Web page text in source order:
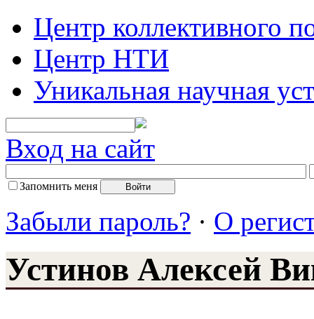
Центр коллективного
Центр НТИ
Уникальная научная
Вход на сайт
Запомнить меня
Забыли пароль? · О
Устинов Алексей